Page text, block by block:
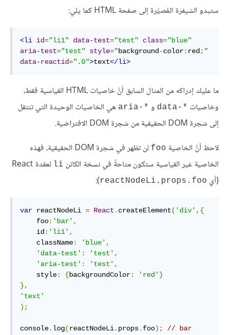
ستبدو الشيفرة المُصيَّرة إلى صفحة HTML كما يلي:
<li id="li1" data-test="test" class="blue"
aria-test="test" style="background -color: red ; "
data-reactid=".0">text</li>
ما عليك إدراكه من المثال السابق أنَّ خاصيات HTML القياسية فقط،
وخاصيات data-*
aria-* ‎ هي الخاصيات الوحيدة التي تنتقل
إلى شجرة DOM الحقيقية من شجرة DOM الافتراضية.
لاحظ أنَّ الخاصية foo
لن تظهر في شجرة DOM الحقيقية، فهذه
الخاصية غير القياسية ستكون متاحةً في نسخة الكائن li
لعقدة React
(أي reactNodeLi.props.foo
):
var reactNodeLi = React . createElement( 'div' ,{
    foo
: 'bar' ,
    id
: 'li1' ,
    className
: 'blue' ,
'data-test' : 'test' ,
'aria-test' : 'test' ,
    style
: {backgroundColor: 'red' }
},
'text'
);
console. log(reactNodeLi. props. foo); // bar